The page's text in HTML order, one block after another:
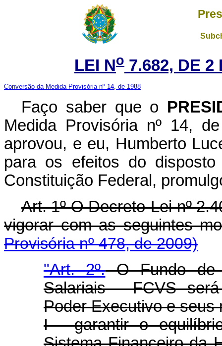
LEI No 7.682, DE 2
Conversão da Medida Provisória nº 14, de 1988
Faço saber que o
Medida Provisória nº 14,
aprovou, e eu, Humberto
para os efeitos do
Constituição Federal,
Art. 1º O Decreto-Lei nº
vigorar com as seguintes
Provisória nº 478, de 2009)
"Art. 2º.O Fundo de
Salariais - FCVS
Poder Executivo e seus
I - garantir o